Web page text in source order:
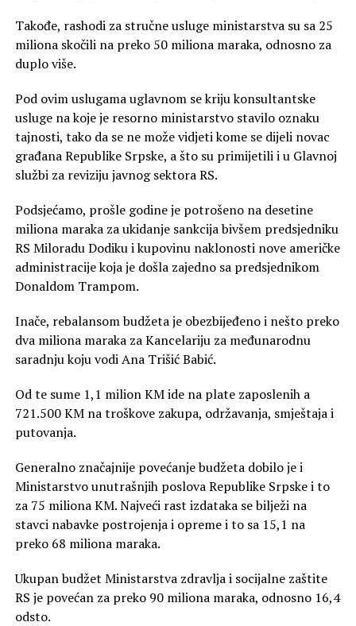
Takođe, rashodi za stručne usluge ministarstva su sa 25
miliona skočili na preko 50 miliona maraka, odnosno za
duplo više.
Pod ovim uslugama uglavnom se kriju konsultantske
usluge na koje je resorno ministarstvo stavilo oznaku
tajnosti, tako da se ne može vidjeti kome se dijeli novac
građana Republike Srpske, a što su primijetili i u Glavnoj
službi za reviziju javnog sektora RS.
Podsjećamo, prošle godine je potrošeno na desetine
miliona maraka za ukidanje sankcija bivšem predsjedniku
RS Miloradu Dodiku i kupovinu naklonosti nove američke
administracije koja je došla zajedno sa predsjednikom
Donaldom Trampom.
Inače, rebalansom budžeta je obezbijeđeno i nešto preko
dva miliona maraka za Kancelariju za međunarodnu
saradnju koju vodi Ana Trišić Babić.
Od te sume 1,1 milion KM ide na plate zaposlenih a
721.500 KM na troškove zakupa, održavanja, smještaja i
putovanja.
Generalno značajnije povećanje budžeta dobilo je i
Ministarstvo unutrašnjih poslova Republike Srpske i to
za 75 miliona KM. Najveći rast izdataka se bilježi na
stavci nabavke postrojenja i opreme i to sa 15,1 na
preko 68 miliona maraka.
Ukupan budžet Ministarstva zdravlja i socijalne zaštite
RS je povećan za preko 90 miliona maraka, odnosno 16,4
odsto.